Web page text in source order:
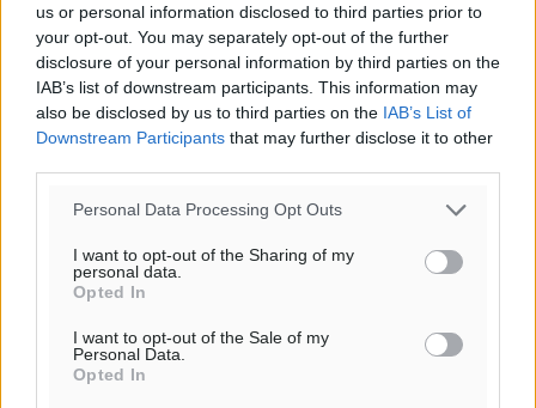
us or personal information disclosed to third parties prior to
your opt-out. You may separately opt-out of the further
disclosure of your personal information by third parties on the
IAB’s list of downstream participants. This information may
also be disclosed by us to third parties on the IAB’s List of
Downstream Participants that may further disclose it to other
Personal Data Processing Opt Outs
I want to opt-out of the Sharing of my
personal data.
Opted In
I want to opt-out of the Sale of my
Personal Data.
Opted In
Ροή ειδήσεων
Παρουσίαση βιβλίου του Α. Χατζημιχαήλ – Τιμητική
εκδήλωση για τους αυτοδιοικητικούς της Κω
Εγκρίθηκε η ηλεκτρική διασύνδεση Ρόδου και Κω